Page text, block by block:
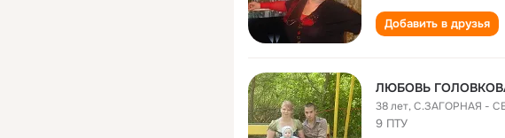
Добавить в друзья
ЛЮБОВЬ
38 лет,С.ЗАГОРНАЯ -
9 ПТУ